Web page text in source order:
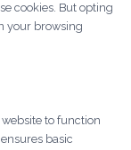
cookies. But opting
your browsing
to function
basic